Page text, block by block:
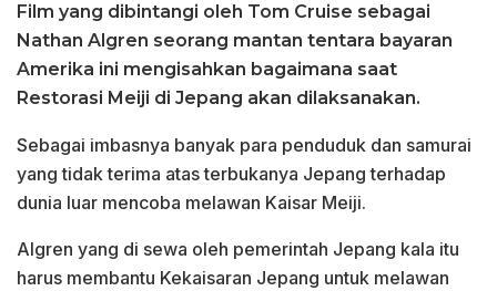
Film yang dibintangi oleh Tom Cruise sebagai
Nathan Algren seorang mantan tentara bayaran
Amerika ini mengisahkan bagaimana saat
Restorasi Meiji di Jepang akan dilaksanakan.
Sebagai imbasnya banyak para penduduk dan samurai
yang tidak terima atas terbukanya Jepang terhadap
dunia luar mencoba melawan Kaisar Meiji.
Algren yang di sewa oleh pemerintah Jepang kala itu
harus membantu Kekaisaran Jepang untuk melawan